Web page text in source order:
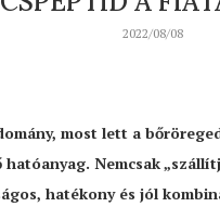
2022/08/08
most lett a
Nemcsak
hatékony és jól